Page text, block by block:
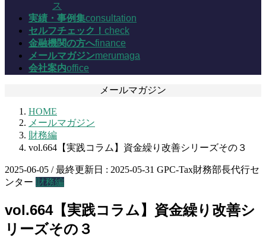
ス
実績・事例集consultation
セルフチェック！ check
金融機関の方へfinance
メールマガジンmerumaga
会社案内office
メールマガジン
HOME
メールマガジン
財務編
vol.664【実践コラム】資金繰り改善シリーズその３
2025-06-05 / 最終更新日 : 2025-05-31 GPC-Tax財務部長代行セ
ンター 財務編
vol.664【実践コラム】資金繰り改善シ
リーズその３